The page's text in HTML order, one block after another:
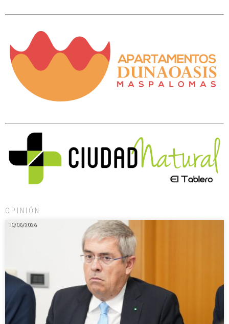
OPINIÓN
10/06/2026